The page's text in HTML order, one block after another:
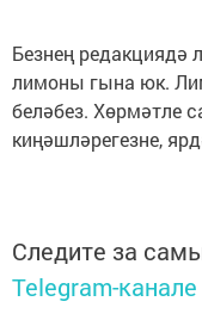
Безнең редакциядә
лимоны гына юк.
беләбез. Хөрмәтле
киңәшләрегезне,
Следите за
Telegram-канале